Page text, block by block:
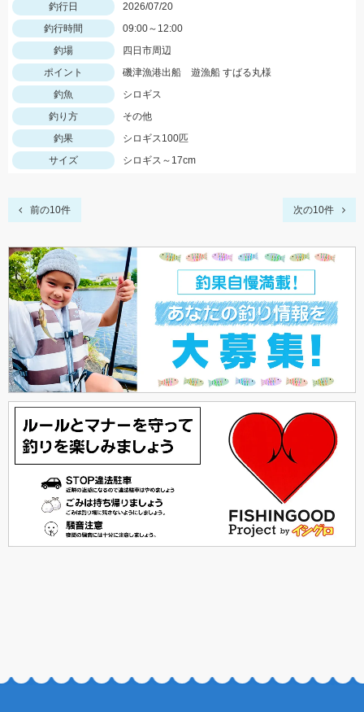
釣行日
2026/07/20
釣行時間
09:00～12:00
釣場
四日市周辺
ポイント
磯津漁港出船 遊漁船 すばる丸様
釣魚
シロギス
釣り方
その他
釣果
シロギス100匹
サイズ
シロギス～17cm
前の10件 次の10件